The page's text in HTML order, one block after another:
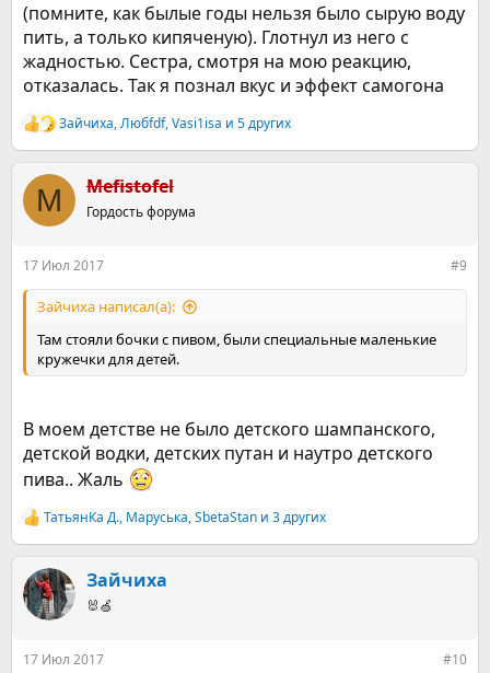
(помните, как былые годы нельзя было сырую воду
пить, а только кипяченую). Глотнул из него с
жадностью. Сестра, смотря на мою реакцию,
отказалась. Так я познал вкус и эффект самогона
Р
е
к
ц
и
Зайчиха,Любfdf,Vasi1isa и 5 других
M Mefistofel
Гордость форума
17 Июл 2017 #9
Зайчиха написал(а):
Там стояли бочки с пивом, были специальные маленькие
кружечки для детей.
В моем детстве не было детского шампанского,
детской водки, детских путан и наутро детского
пива.. Жаль
Р
е
к
ц
и
ТатьянКа Д., Маруська,SbetaStan и 3 других
Зайчиха
🐰🍏
17 Июл 2017 #10